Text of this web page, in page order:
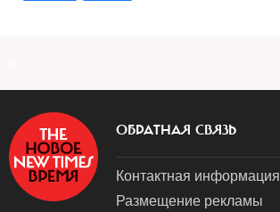
ОБРАТНАЯ СВЯЗЬ
Контактная информация
Размещение рекламы